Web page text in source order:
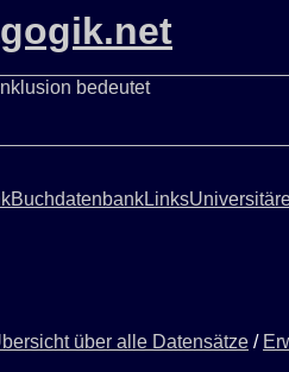
BuchdatenbankLinks
über alle Datensätze /